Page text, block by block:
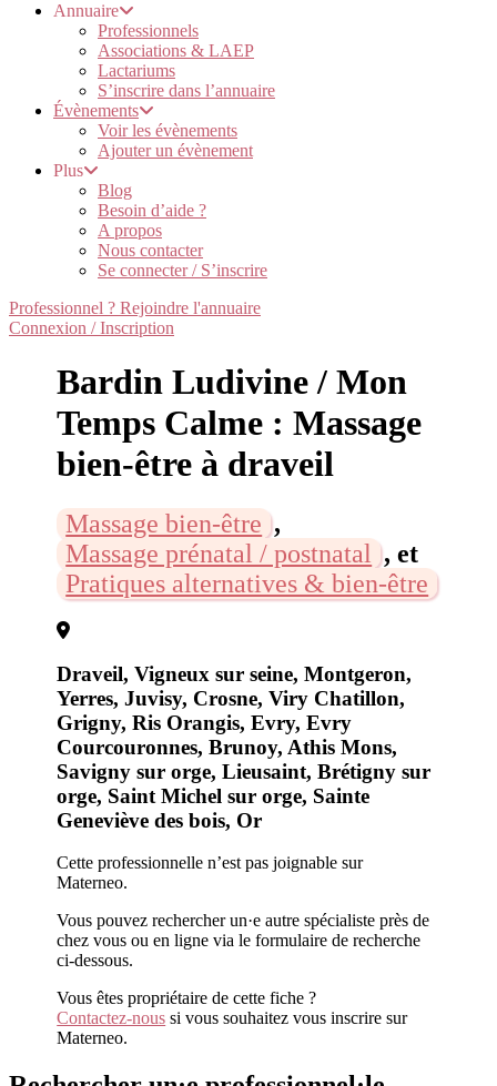
Annuaire
Professionnels
Associations & LAEP
Lactariums
S’inscrire dans l’annuaire
Évènements
Voir les évènements
Ajouter un évènement
Plus
Blog
Besoin d’aide ?
A propos
Nous contacter
Se connecter / S’inscrire
Professionnel ? Rejoindre l'annuaire
Connexion / Inscription
Bardin Ludivine / Mon
Temps Calme : Massage
bien-être à draveil
Massage bien-être ,
Massage prénatal / postnatal , et
Pratiques alternatives & bien-être
Draveil, Vigneux sur seine, Montgeron,
Yerres, Juvisy, Crosne, Viry Chatillon,
Grigny, Ris Orangis, Evry, Evry
Courcouronnes, Brunoy, Athis Mons,
Savigny sur orge, Lieusaint, Brétigny sur
orge, Saint Michel sur orge, Sainte
Geneviève des bois, Or
Cette professionnelle n’est pas joignable sur
Materneo.
Vous pouvez rechercher un·e autre spécialiste près de
chez vous ou en ligne via le formulaire de recherche
ci-dessous.
Vous êtes propriétaire de cette fiche ?
Contactez-nous si vous souhaitez vous inscrire sur
Materneo.